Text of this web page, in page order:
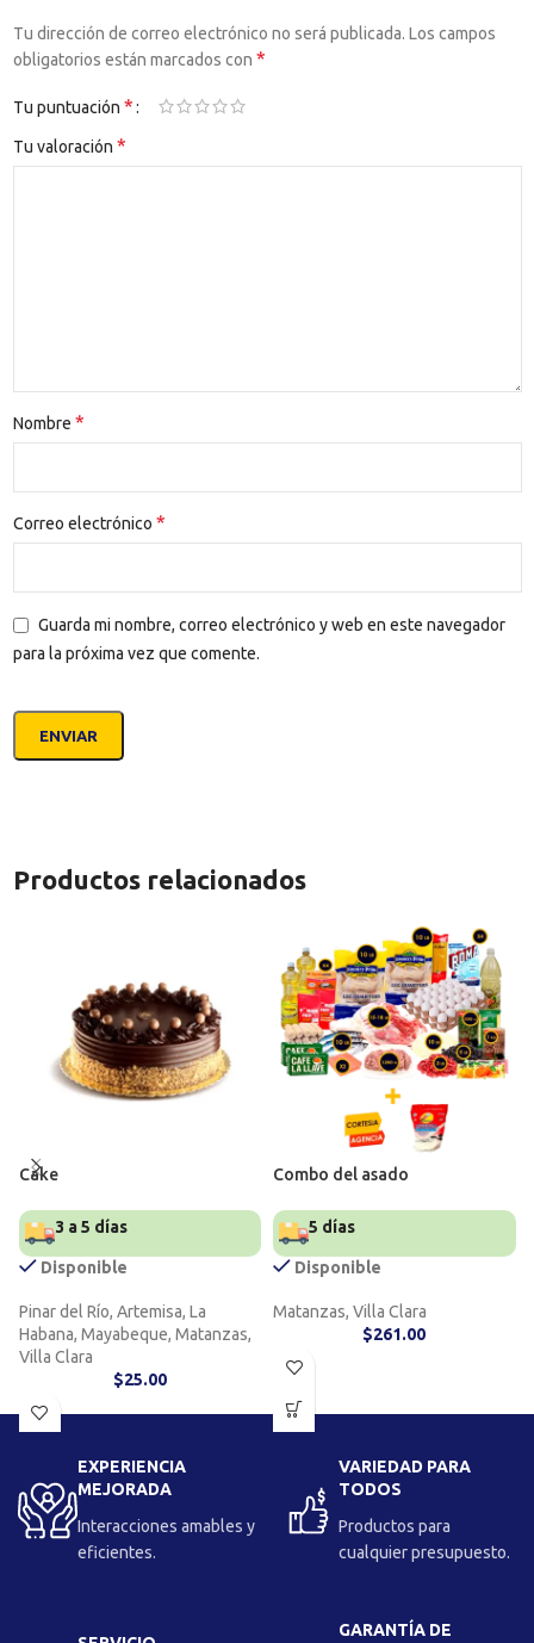
Tu dirección de correo electrónico no será publicada. Los campos
obligatorios están marcados con *
Tu puntuación *
Tu valoración *
Nombre *
Correo electrónico *
Guarda mi nombre, correo electrónico y web en este navegador
para la próxima vez que comente.
Productos relacionados
Cake
3 a 5 días
Disponible
Pinar del Río, Artemisa, La
Habana, Mayabeque, Matanzas,
Villa Clara
$25.00
Combo del asado
5 días
Disponible
Matanzas, Villa Clara
$261.00
EXPERIENCIA
MEJORADA
Interacciones amables y
eficientes.
VARIEDAD PARA
TODOS
Productos para
cualquier presupuesto.
GARANTÍA DE